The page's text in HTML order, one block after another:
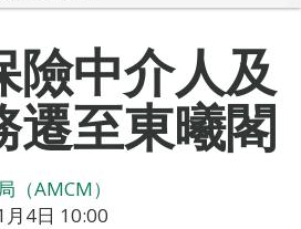
險中介人及
遷至東曦閣
（AMCM）
4日 10:00